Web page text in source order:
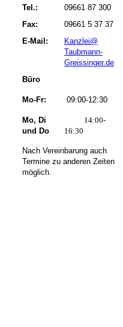
Tel.:
09661 87 300
Fax:
09661 5 37 37
E-Mail:
Kanzlei@
Taubmann-
Greissinger.de
Büro
Mo-Fr:
Mo, Di
und Do
09:00-12:30
14:00-
16:30
Nach Vereinbarung auch
Termine zu anderen Zeiten
möglich.